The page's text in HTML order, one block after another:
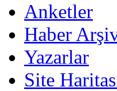
Anketler
Haber
Yazarlar
Site